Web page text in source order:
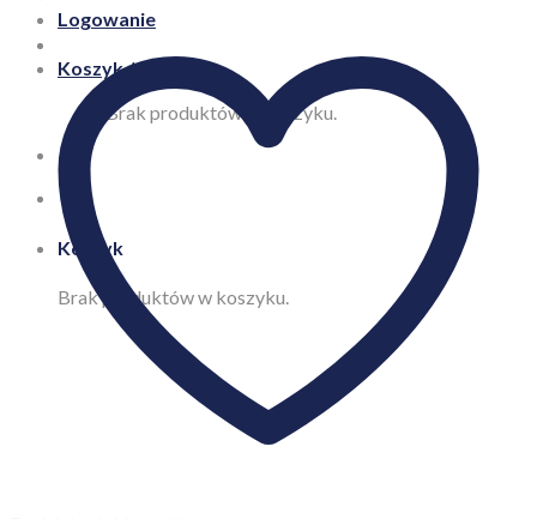
Logowanie
Koszyk /0,00
Brak produktów w koszyku.
Koszyk
Brak produktów w koszyku.